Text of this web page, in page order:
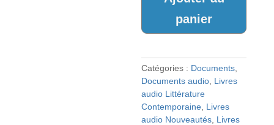
ECOLOGISTE_Climat,
hydrogène
la
réalité
et
la
fiction
panier
Catégories : Documents
Documents audio Livres
audio Littérature
Contemporaine Livres
audio Nouveautés Livres